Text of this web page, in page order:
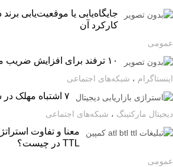
جایگاه‌یابی یا موقعیت‌یابی برند
کارکرد آن
۱۰ ترفند برای افزایش ضریب مشارکت در اینستاگرام
،شبکه‌های اجتماعی
مارکتینگ،شبکه‌های اجتماعی
TTL در چیست؟